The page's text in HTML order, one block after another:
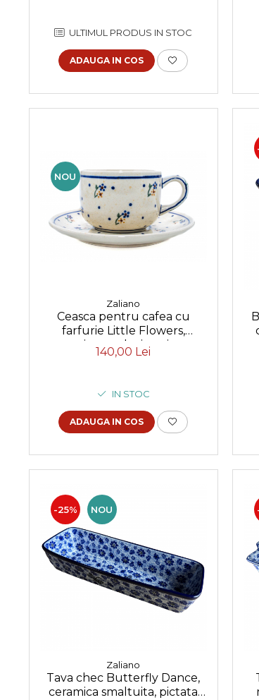
ULTIMUL PRODUS IN STOC
ADAUGA IN COS
NOU
Zaliano
Ceasca pentru cafea cu
farfurie Little Flowers,
ceramica smaltuita, pictata
manual, 210 ml
140,00 Lei
IN STOC
ADAUGA IN COS
-25% NOU
Zaliano
Tava chec Butterfly Dance,
ceramica smaltuita, pictata